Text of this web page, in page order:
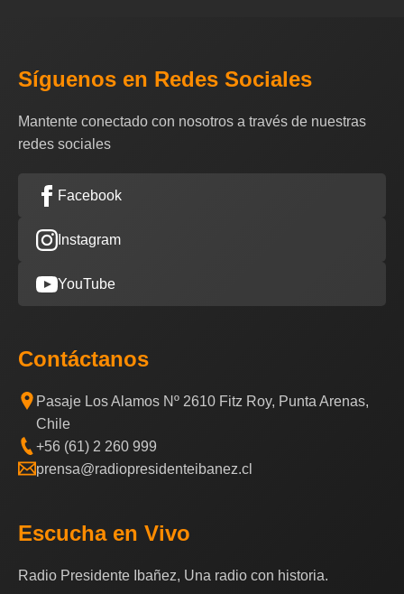
Síguenos en Redes Sociales
Mantente conectado con nosotros a través de nuestras
redes sociales
Facebook
Instagram
YouTube
Contáctanos
Pasaje Los Alamos Nº 2610 Fitz Roy, Punta Arenas,
Chile
+56 (61) 2 260 999
prensa@radiopresidenteibanez.cl
Escucha en Vivo
Radio Presidente Ibañez, Una radio con historia.